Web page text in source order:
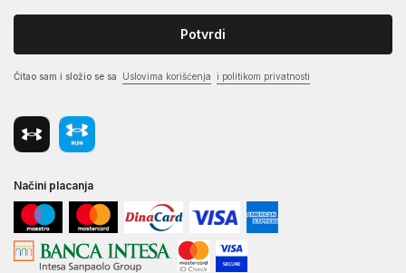
Potvrdi
Čitao sam i složio se sa Uslovima korišćenja i politikom privatnosti
Načini placanja